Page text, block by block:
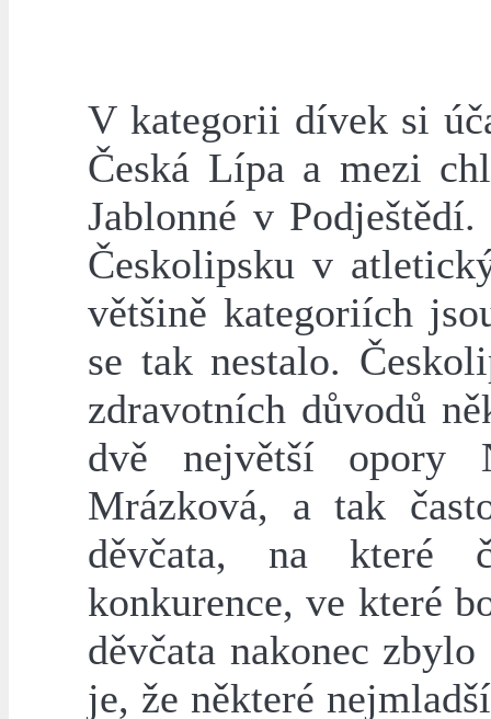
V kategorii dívek si
Česká Lípa a mezi
Jablonné v
Českolipsku v
většině kategoriích
se tak nestalo.
zdravotních důvodů
dvě největší opory
Mrázková, a tak
děvčata, na které
konkurence, ve které
děvčata nakonec
je, že některé